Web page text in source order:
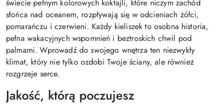
świecie pełnym kolorowych koktajli, które niczym zachód
słońca nad oceanem, rozpływają się w odcieniach żółci,
pomarańczu i czerwieni. Każdy kieliszek to osobna historia,
pełna wakacyjnych wspomnień i beztroskich chwil pod
palmami. Wprowadź do swojego wnętrza ten niezwykły
klimat, który nie tylko ozdobi Twoje ściany, ale również
rozgrzeje serce.
Jakość, którą poczujesz